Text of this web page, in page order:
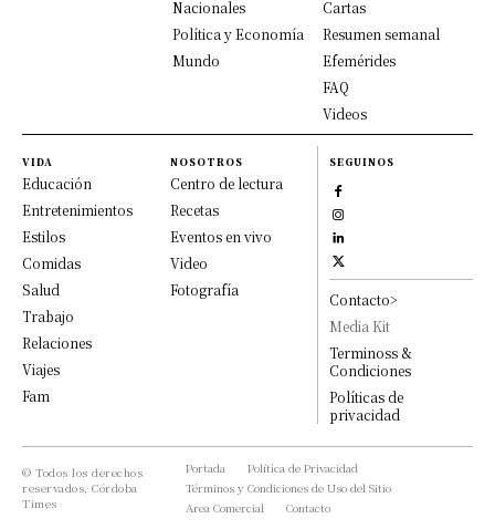
Nacionales
Política y Economía
Mundo
Cartas
Resumen semanal
Efemérides
FAQ
Videos
VIDA
Educación
Entretenimientos
Estilos
Comidas
Salud
Trabajo
Relaciones
Viajes
Fam
NOSOTROS
Centro de lectura
Recetas
Eventos en vivo
Video
Fotografía
SEGUINOS
Contacto>
Media Kit
Terminoss &
Condiciones
Políticas de
privacidad
© Todos los derechos
reservados, Córdoba
Times
Portada
Política de Privacidad
Términos y Condiciones de Uso del Sitio
Area Comercial
Contacto